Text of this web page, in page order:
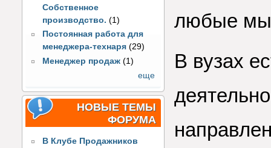
Собственное
производство. (1)
Постоянная работа для
менеджера-технаря (29)
Менеджер продаж (1)
еще
НОВЫЕ ТЕМЫ
ФОРУМА
В Клубе Продажников
любые
В вузах